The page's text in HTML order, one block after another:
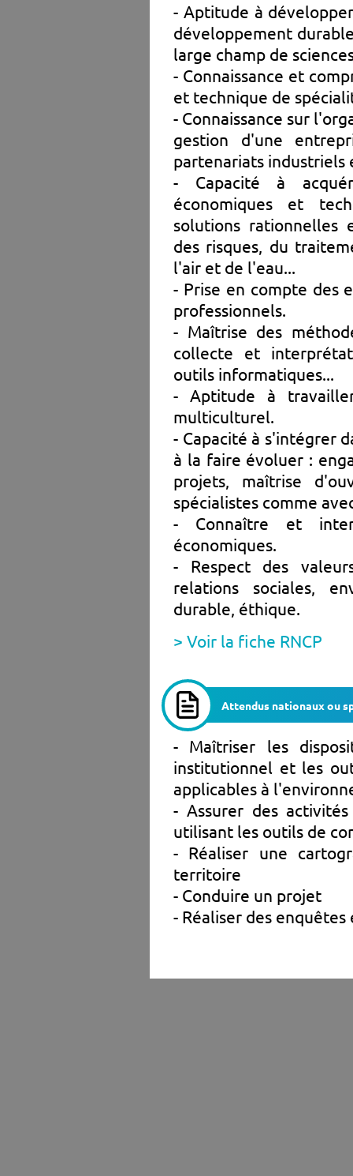
- Aptitude à
développement
large champ de
- Connaissance et
et technique de
- Connaissance sur
gestion d'une
partenariats
- Capacité à
économiques et
solutions rationnelles
des risques, du
l'air et de l'eau...
- Prise en compte des
professionnels.
- Maîtrise des
collecte et
outils informatiques...
- Aptitude à
multiculturel.
- Capacité à s'intégrer
à la faire évoluer :
projets, maîtrise
spécialistes comme
- Connaître et
économiques.
- Respect des
relations sociales,
durable, éthique.
> Voir la fiche RNCP
Attendus nationaux ou
- Maîtriser les
institutionnel et les
applicables à
- Assurer des
utilisant les outils de
- Réaliser une
territoire
- Conduire un projet
- Réaliser des